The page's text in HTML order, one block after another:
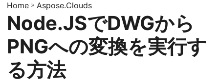
ョ
ン
切
り
替
Home » Aspose.Clouds
Node.JSでDWGから
PNGへの変換を実行す
る方法